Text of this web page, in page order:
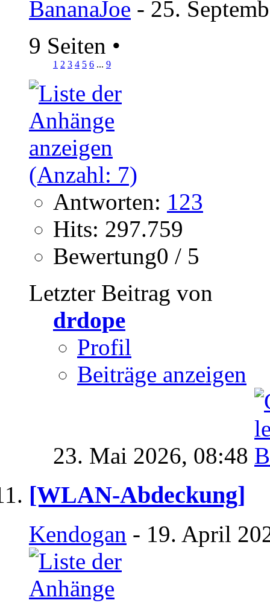
BananaJoe - 25.
9 Seiten •
1 2 3 4 5 6 ... 9
Antworten: 123
Hits: 297.759
Bewertung0 / 5
Letzter Beitrag von
drdope
Profil
Beiträge anzeigen
23. Mai 2026, 08:48
[WLAN-Abdeckung]
Kendogan - 19. April